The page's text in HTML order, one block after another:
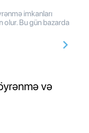
imkanları
olur. Bu gün bazarda
və